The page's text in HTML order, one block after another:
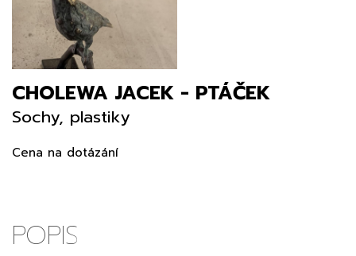
CHOLEWA JACEK - PTÁČEK
Sochy, plastiky
Cena na dotázání
POPIS